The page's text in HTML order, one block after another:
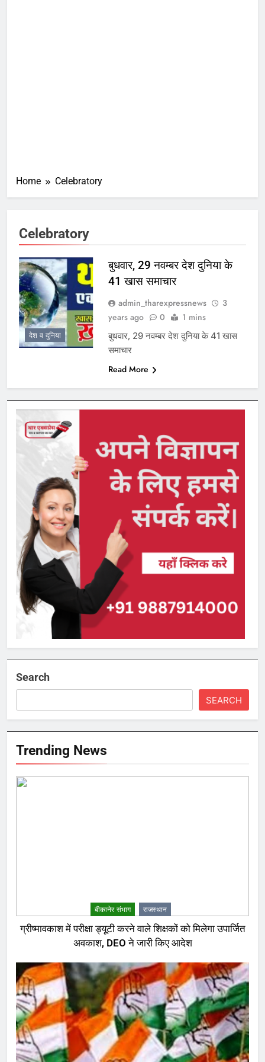
Home Celebratory
Celebratory
देश व दुनिया
बुधवार, 29 नवम्बर देश दुनिया के
41 खास समाचार
admin_tharexpressnews
3
years ago
0 1 mins
बुधवार, 29 नवम्बर देश दुनिया के 41 खास
समाचार
Read More
Search
SEARCH
Trending News
बीकानेर संभाग राजस्थान
ग्रीष्मावकाश में परीक्षा ड्यूटी करने वाले शिक्षकों को मिलेगा उपार्जित
अवकाश, DEO ने जारी किए आदेश